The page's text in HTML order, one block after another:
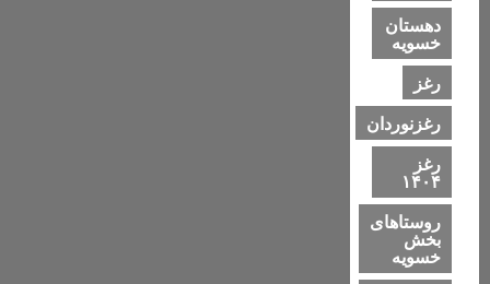
دهستان
خسویه
رغز
رغزنوردان
رغز
۱۴۰۴
روستاهای
بخش
خسویه